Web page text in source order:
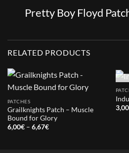
Pretty Boy Floyd
RELATED PRODUCTS
PATCHES
Grailknights Patch – Muscle
Bound for Glory
6,00€ – 6,67€Price
3,00